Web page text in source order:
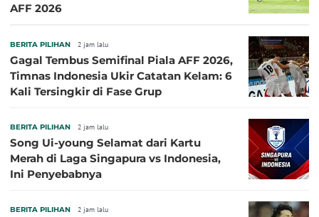
AFF 2026
BERITA PILIHAN 2 jam lalu
Gagal Tembus Semifinal Piala AFF 2026,
Timnas Indonesia Ukir Catatan Kelam: 6
Kali Tersingkir di Fase Grup
BERITA PILIHAN 2 jam lalu
Song Ui-young Selamat dari Kartu
Merah di Laga Singapura vs Indonesia,
Ini Penyebabnya
BERITA PILIHAN 2 jam lalu